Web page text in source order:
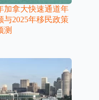
加拿大快速通道年
与2025年移民政策
测